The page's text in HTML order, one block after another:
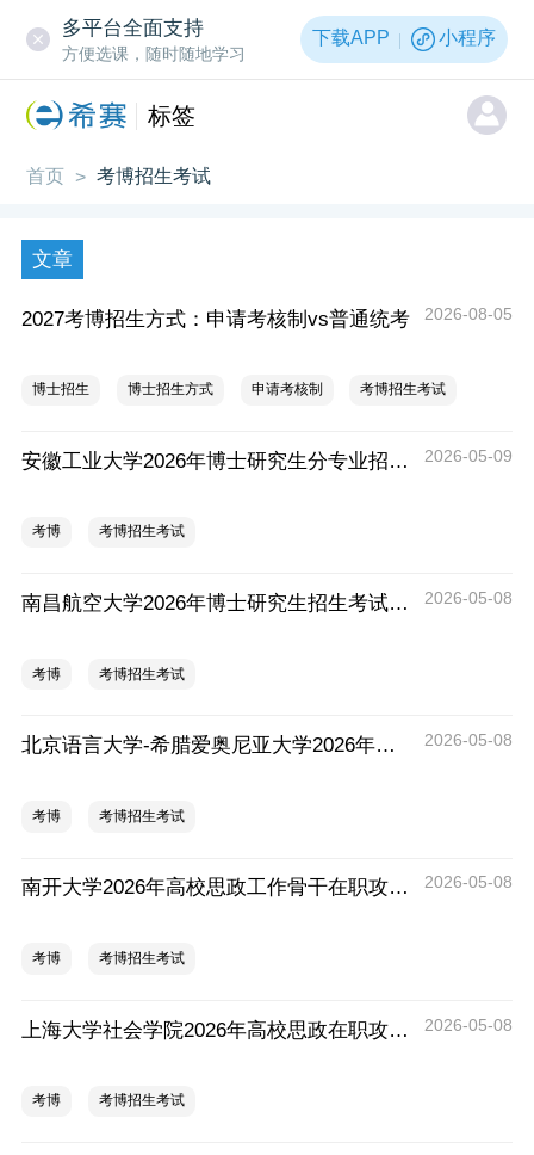
多平台全面支持
方便选课，随时随地学习
下载APP 小程序
标签
首页 > 考博招生考试
文章
2027考博招生方式：申请考核制vs普通统考 2026-08-05
博士招生 博士招生方式 申请考核制 考博招生考试
安徽工业大学2026年博士研究生分专业招生计划 2026-05-09
考博 考博招生考试
南昌航空大学2026年博士研究生招生考试相关工作的通知 2026-05-08
考博 考博招生考试
北京语言大学-希腊爱奥尼亚大学2026年联合培养博士项目招生通知 2026-05-08
考博 考博招生考试
南开大学2026年高校思政工作骨干在职攻读博士学位专项计划招生通知 2026-05-08
考博 考博招生考试
上海大学社会学院2026年高校思政在职攻读博士学位专项计划研究生招生通知 2026-05-08
考博 考博招生考试